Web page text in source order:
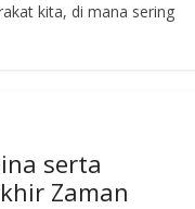
kita, di mana sering
serta
Zaman